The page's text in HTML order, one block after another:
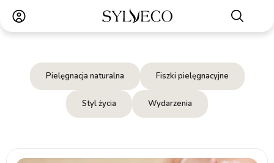
Pielęgnacja naturalna Fiszki pielęgnacyjne
Styl życia Wydarzenia